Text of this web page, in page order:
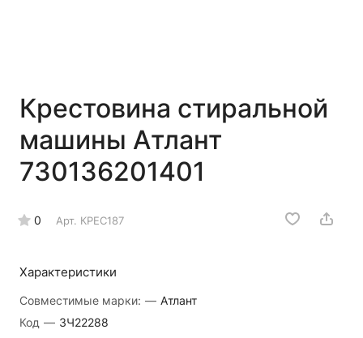
Крестовина стиральной
машины Атлант
730136201401
0 Арт. КРЕС187
Характеристики
Совместимые марки: — Атлант
Код — ЗЧ22288